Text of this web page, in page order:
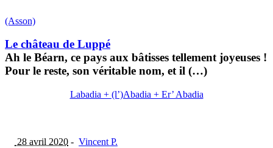
(Asson)
Le château de Luppé
Ah le Béarn, ce pays aux bâtisses tellement joyeuses !
Pour le reste, son véritable nom, et il (…)
Labadia + (l’)Abadia + Er’ Abadia
28 avril 2020 - Vincent P.